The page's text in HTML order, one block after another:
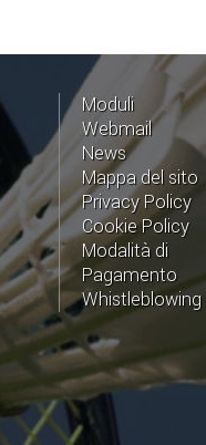
Moduli
Webmail
News
Mappa del sito
Privacy Policy
Cookie Policy
Modalità di
Pagamento
Whistleblowing